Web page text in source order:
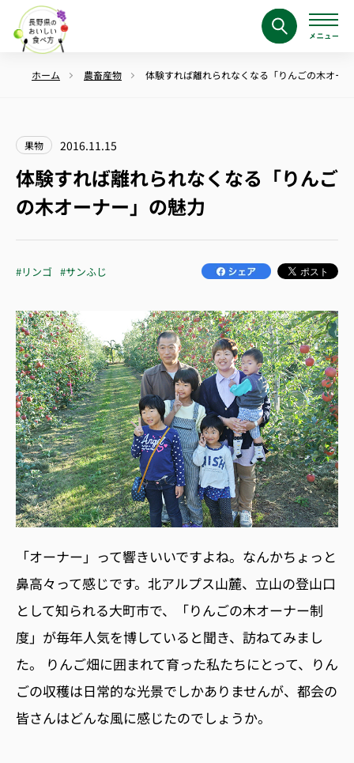
ホーム 農畜産物 体験すれば離れられなくなる「りんごの木オー
果物 2016.11.15
体験すれば離れられなくなる「りんご
の木オーナー」の魅力
#リンゴ #サンふじ
「オーナー」って響きいいですよね。なんかちょっと
鼻高々って感じです。北アルプス山麓、立山の登山口
として知られる大町市で、「りんごの木オーナー制
度」が毎年人気を博していると聞き、訪ねてみまし
た。 りんご畑に囲まれて育った私たちにとって、りん
ごの収穫は日常的な光景でしかありませんが、都会の
皆さんはどんな風に感じたのでしょうか。